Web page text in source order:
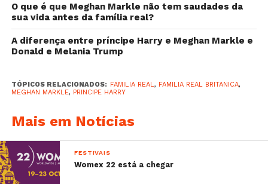
O que é que Meghan Markle não tem saudades da
sua vida antes da família real?
A diferença entre príncipe Harry e Meghan Markle e
Donald e Melania Trump
TÓPICOS RELACIONADOS: FAMILIA REAL, FAMILIA REAL BRITANICA,
MEGHAN MARKLE, PRINCIPE HARRY
Mais em Notícias
FESTIVAIS
Womex 22 está a chegar